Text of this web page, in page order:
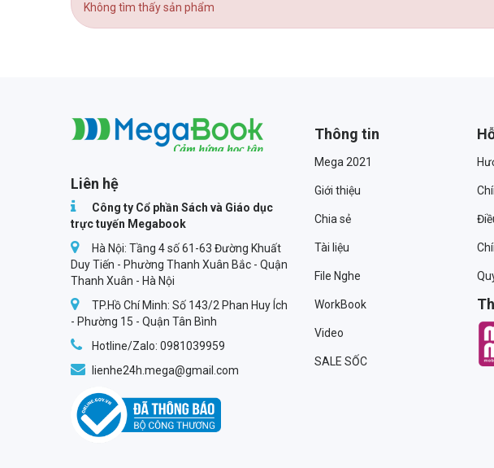
Không tìm thấy sản phẩm
Liên hệ
Công ty Cổ phần Sách và Giáo dục
trực tuyến Megabook
Hà Nội: Tầng 4 số 61-63 Đường Khuất
Duy Tiến - Phường Thanh Xuân Bắc - Quận
Thanh Xuân - Hà Nội
TP.Hồ Chí Minh: Số 143/2 Phan Huy Ích
- Phường 15 - Quận Tân Bình
Hotline/Zalo: 0981039959
lienhe24h.mega@gmail.com
Thông tin
Mega 2021
Giới thiệu
Chia sẻ
Tài liệu
File Nghe
WorkBook
Video
SALE SỐC